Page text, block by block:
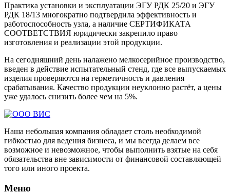
Практика установки и эксплуатации ЭГУ РДК 25/20 и ЭГУ
РДК 18/13 многократно подтвердила эффективность и
работоспособность узла, а наличие СЕРТИФИКАТА
СООТВЕТСТВИЯ юридически закрепило право
изготовления и реализации этой продукции.
На сегодняшний день налажено мелкосерийное производство,
введен в действие испытательный стенд, где все выпускаемых
изделия проверяются на герметичность и давления
срабатывания. Качество продукции неуклонно растёт, а цены
уже удалось снизить более чем на 5%.
Наша небольшая компания обладает столь необходимой
гибкостью для ведения бизнеса, и мы всегда делаем все
возможное и невозможное, чтобы выполнить взятые на себя
обязательства вне зависимости от финансовой составляющей
того или иного проекта.
Меню